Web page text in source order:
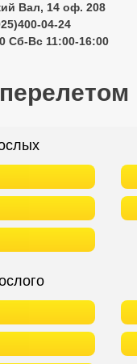
Вал, 14 оф. 208
04-24
Сб-Вс 11:00-16:00